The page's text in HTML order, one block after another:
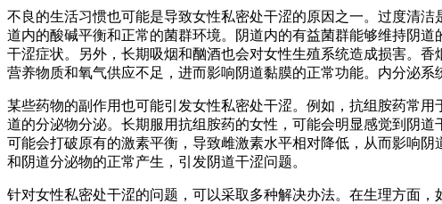
不良的生活习惯也可能是导致女性私密处干涩的原因之一。过度清
道内的酸碱平衡和正常的菌群环境。阴道内的有益菌群能够维持阴
干涩症状。另外，长期吸烟和酗酒也会对女性生殖系统造成损害。
营养物质和氧气供应不足，进而影响阴道黏膜的正常功能。内分泌
某些药物的副作用也可能引发女性私密处干涩。例如，抗组胺药常
道的分泌物分泌。长期服用抗组胺药的女性，可能会明显感觉到阴
可能会打破原有的激素平衡，导致雌激素水平相对降低，从而影响
和阴道分泌物的正常产生，引发阴道干涩问题。
针对女性私密处干涩的问题，可以采取多种解决办法。在生理方面